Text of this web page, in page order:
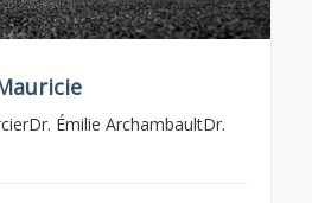
Émilie ArchambaultDr.